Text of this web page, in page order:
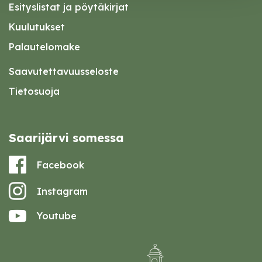
Esityslistat ja pöytäkirjat
Kuulutukset
Palautelomake
Saavutettavuusseloste
Tietosuoja
Saarijärvi somessa
Facebook
Instagram
Youtube